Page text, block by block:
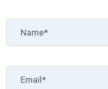
Name*
Email*